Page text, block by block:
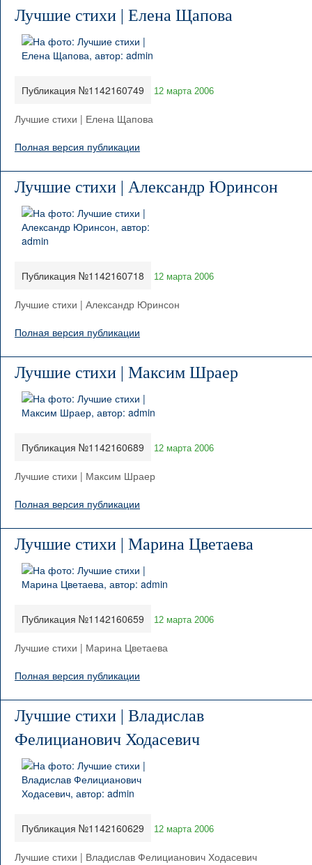
Лучшие стихи | Елена Щапова
Публикация №1142160749 12 марта 2006
Лучшие стихи | Елена Щапова
Полная версия публикации
Лучшие стихи | Александр Юринсон
Публикация №1142160718 12 марта 2006
Лучшие стихи | Александр Юринсон
Полная версия публикации
Лучшие стихи | Максим Шраер
Публикация №1142160689 12 марта 2006
Лучшие стихи | Максим Шраер
Полная версия публикации
Лучшие стихи | Марина Цветаева
Публикация №1142160659 12 марта 2006
Лучшие стихи | Марина Цветаева
Полная версия публикации
Лучшие стихи | Владислав
Фелицианович Ходасевич
Публикация №1142160629 12 марта 2006
Лучшие стихи | Владислав Фелицианович Ходасевич